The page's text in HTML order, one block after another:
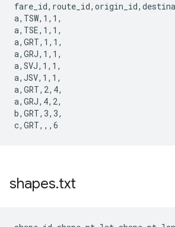
a,TSW,1,1,
a,TSE,1,1,
a,GRT,1,1,
a,GRJ,1,1,
a,SVJ,1,1,
a,JSV,1,1,
a,GRT,2,4,
a,GRJ,4,2,
b,GRT,3,3,
shapes.txt